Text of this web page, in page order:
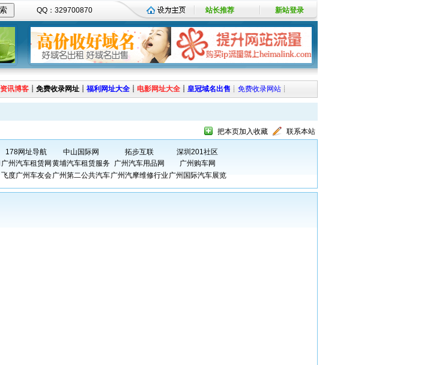
QQ：329700870 站长推荐 新站登录
资讯博客 ┊ 免费收录网址 ┊ 福利网址大全 ┊ 电影网址大全 ┊ 皇冠域名出售 ┊ 免费收录网站 ┊
把本页加入收藏 联系本站
178网址导航 中山国际网 拓步互联
深圳201社区
广州汽车租赁网 黄埔汽车租赁服务 广州汽车用品网
广州购车网
飞度广州车友会广州第二公共汽车广州汽摩维修行业 广州国际汽车展览